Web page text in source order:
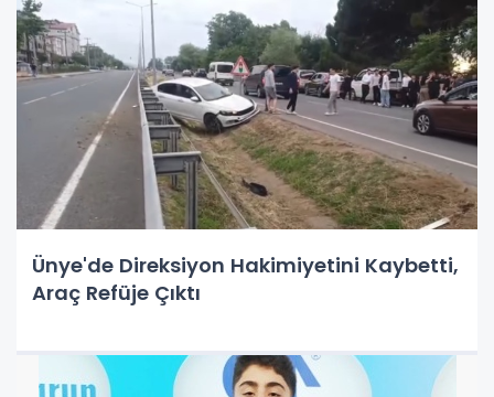
Ünye'de Direksiyon Hakimiyetini Kaybetti,
Araç Refüje Çıktı